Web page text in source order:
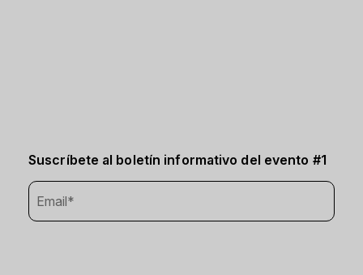
Suscríbete al boletín informativo del evento #1